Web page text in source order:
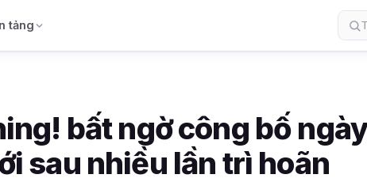
tảng
bất ngờ công bố
sau nhiều lần trì hoãn